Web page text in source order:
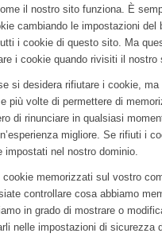
il nostro sito funziona. È
cambiando le impostazioni del
i cookie di questo sito. Ma
i cookie quando rivisiti il nostro
si desidera rifiutare i cookie, ma
più volte di permettere di
di rinunciare in qualsiasi
migliore. Se rifiuti i
impostati nel nostro dominio.
memorizzati sul vostro
controllare cosa abbiamo
in grado di mostrare o
nelle impostazioni di sicurezza